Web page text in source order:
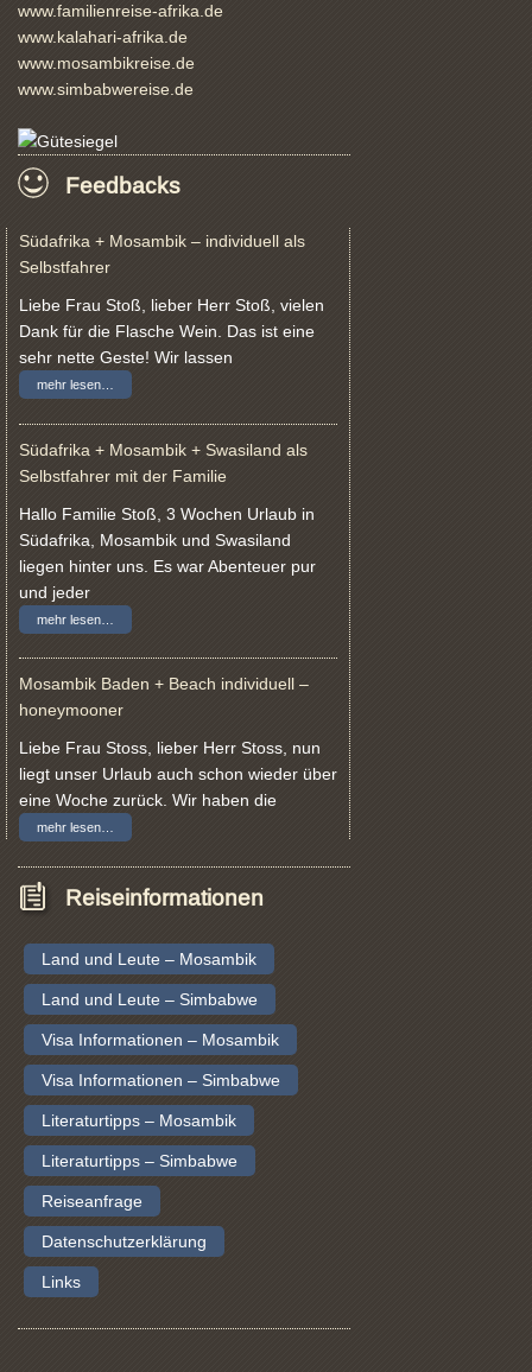
www.familienreise-afrika.de
www.kalahari-afrika.de
www.mosambikreise.de
www.simbabwereise.de
Feedbacks
Südafrika + Mosambik – individuell als
Selbstfahrer
Liebe Frau Stoß, lieber Herr Stoß, vielen
Dank für die Flasche Wein. Das ist eine
sehr nette Geste! Wir lassen
mehr lesen…
Südafrika + Mosambik + Swasiland als
Selbstfahrer mit der Familie
Hallo Familie Stoß, 3 Wochen Urlaub in
Südafrika, Mosambik und Swasiland
liegen hinter uns. Es war Abenteuer pur
und jeder
mehr lesen…
Mosambik Baden + Beach individuell –
honeymooner
Liebe Frau Stoss, lieber Herr Stoss, nun
liegt unser Urlaub auch schon wieder über
eine Woche zurück. Wir haben die
mehr lesen…
Reiseinformationen
Land und Leute – Mosambik
Land und Leute – Simbabwe
Visa Informationen – Mosambik
Visa Informationen – Simbabwe
Literaturtipps – Mosambik
Literaturtipps – Simbabwe
Reiseanfrage
Datenschutzerklärung
Links